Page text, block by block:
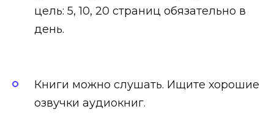
цель: 5, 10, 20 страниц обязательно в
день.
Книги можно слушать. Ищите хорошие
озвучки аудиокниг.